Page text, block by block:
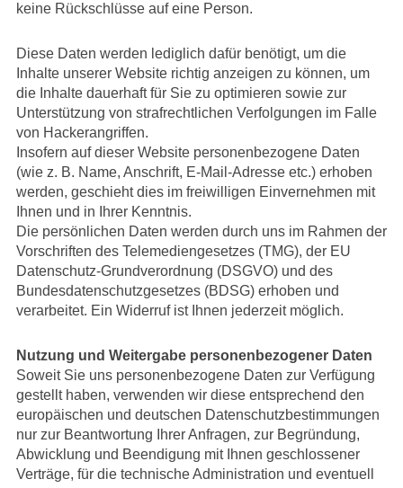
keine Rückschlüsse auf eine Person.
Diese Daten werden lediglich dafür benötigt, um die
Inhalte unserer Website richtig anzeigen zu können, um
die Inhalte dauerhaft für Sie zu optimieren sowie zur
Unterstützung von strafrechtlichen Verfolgungen im Falle
von Hackerangriffen.
Insofern auf dieser Website personenbezogene Daten
(wie z. B. Name, Anschrift, E-Mail-Adresse etc.) erhoben
werden, geschieht dies im freiwilligen Einvernehmen mit
Ihnen und in Ihrer Kenntnis.
Die persönlichen Daten werden durch uns im Rahmen der
Vorschriften des Telemediengesetzes (TMG), der EU
Datenschutz-Grundverordnung (DSGVO) und des
Bundesdatenschutzgesetzes (BDSG) erhoben und
verarbeitet. Ein Widerruf ist Ihnen jederzeit möglich.
Nutzung und Weitergabe personenbezogener Daten
Soweit Sie uns personenbezogene Daten zur Verfügung
gestellt haben, verwenden wir diese entsprechend den
europäischen und deutschen Datenschutzbestimmungen
nur zur Beantwortung Ihrer Anfragen, zur Begründung,
Abwicklung und Beendigung mit Ihnen geschlossener
Verträge, für die technische Administration und eventuell